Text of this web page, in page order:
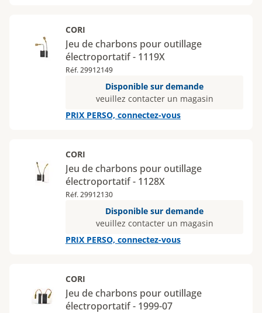
CORI
Jeu de charbons pour outillage
électroportatif - 1119X
Réf. 29912149
Disponible sur demande
veuillez contacter un magasin
PRIX PERSO, connectez-vous
CORI
Jeu de charbons pour outillage
électroportatif - 1128X
Réf. 29912130
Disponible sur demande
veuillez contacter un magasin
PRIX PERSO, connectez-vous
CORI
Jeu de charbons pour outillage
électroportatif - 1999-07